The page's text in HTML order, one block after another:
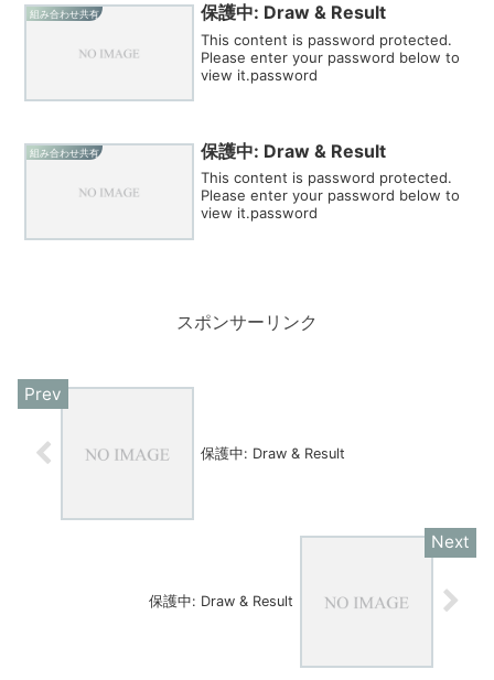
組み合わせ共有 保護中: Draw & Result
This content is password protected.
Please enter your password below to
view it.password
組み合わせ共有 保護中: Draw & Result
This content is password protected.
Please enter your password below to
view it.password
スポンサーリンク
保護中: Draw & Result
保護中: Draw & Result